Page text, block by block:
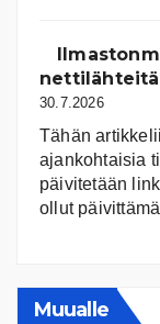
nettilähteitä
30.7.2026
Tähän
ajankohtaisia
päivitetään
ollut
Muualle